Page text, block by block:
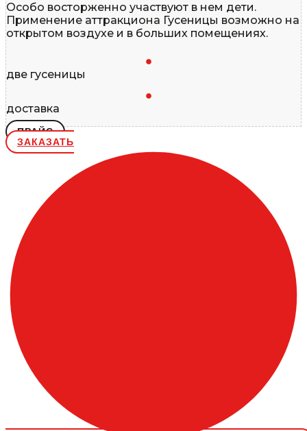
Особо восторженно участвуют в нем дети.
Применение аттракциона Гусеницы возможно на
открытом воздухе и в больших помещениях.
две гусеницы
доставка
ПРАЙС
ЗАКАЗАТЬ